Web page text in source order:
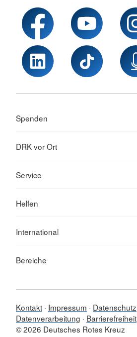
Spenden
DRK vor Ort
Service
Helfen
International
Bereiche
Kontakt Impressum Datenschutz
Datenverarbeitung
Barrierefreiheit
© 2026 Deutsches Rotes Kreuz